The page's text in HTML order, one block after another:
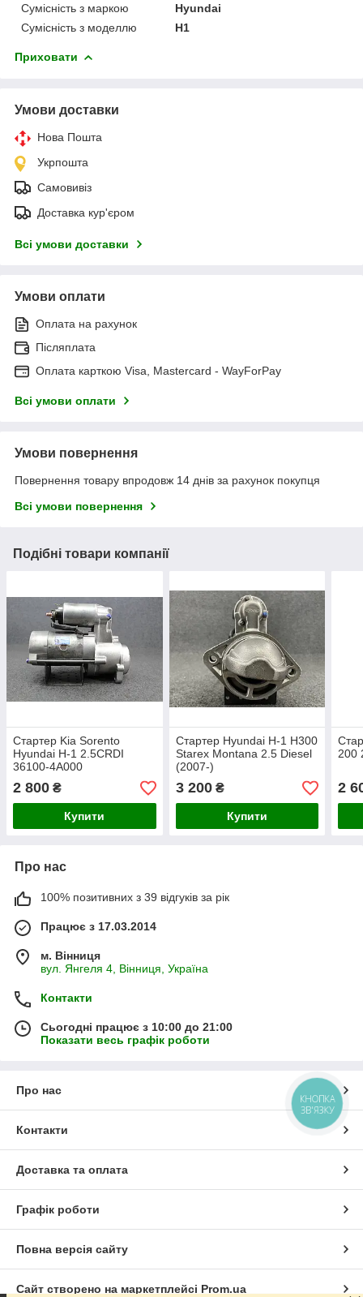
Сумісність з маркою
Hyundai
Сумісність з моделлю
H1
Приховати
Умови доставки
Нова Пошта
Укрпошта
Самовивіз
Доставка кур'єром
Всі умови доставки
Умови оплати
Оплата на рахунок
Післяплата
Оплата карткою Visa, Mastercard - WayForPay
Всі умови оплати
Умови повернення
Повернення товару впродовж 14 днів за рахунок покупця
Всі умови повернення
Подібні товари компанії
Стартер Kia Sorento
Hyundai H-1 2.5CRDI
36100-4A000
2 800 ₴
Купити
Стартер Hyundai H-1 H300
Starex Montana 2.5 Diesel
(2007-)
3 200₴
Купити
200
2
Про нас
100% позитивних з 39 відгуків за рік
Працює з 17.03.2014
м. Вінниця
вул. Янгеля 4, Вінниця, Україна
Контакти
Сьогодні працює з 10:00 до 21:00
Показати весь графік роботи
Про нас
Контакти
Доставка та оплата
Графік роботи
Повна версія сайту
Сайт створено на маркетплейсі Prom.ua
КНОПКА
ЗВ'ЯЗКУ